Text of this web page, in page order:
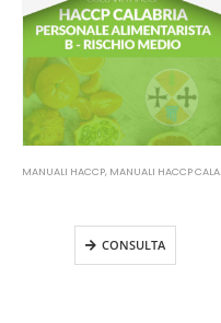
MANUALI HACCP, MANUALI HACCP CALABRIA
CONSULTA